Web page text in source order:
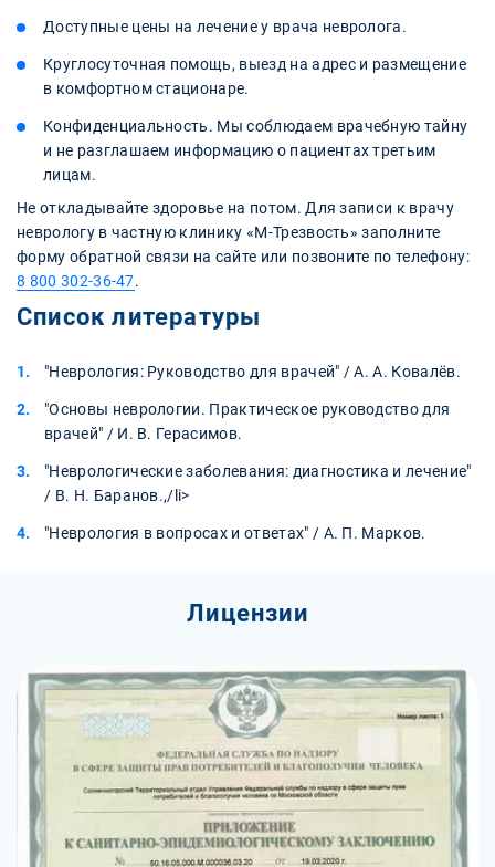
Доступные цены на лечение у врача невролога.
Круглосуточная помощь, выезд на адрес и размещение
в комфортном стационаре.
Конфиденциальность. Мы соблюдаем врачебную тайну
и не разглашаем информацию о пациентах третьим
лицам.
Не откладывайте здоровье на потом. Для записи к врачу
неврологу в частную клинику «М-Трезвость» заполните
форму обратной связи на сайте или позвоните по телефону:
8 800 302-36-47.
Список литературы
"Неврология: Руководство для врачей" / А. А. Ковалёв.
"Основы неврологии. Практическое руководство для
врачей" / И. В. Герасимов.
"Неврологические заболевания: диагностика и лечение"
/ В. Н. Баранов.,/li>
"Неврология в вопросах и ответах" / А. П. Марков.
Лицензии